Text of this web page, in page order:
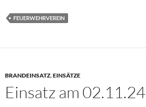
FEUERWEHRVEREIN
BRANDEINSATZ,EINSÄTZE
Einsatz am 02.11.24